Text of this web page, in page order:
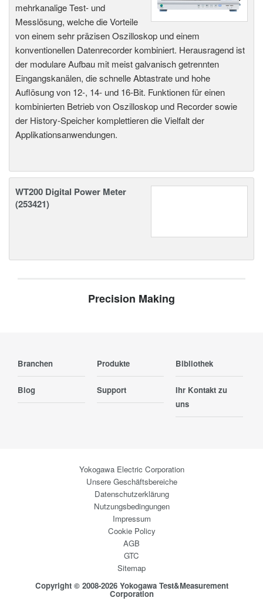
mehrkanalige Test- und
Messlösung, welche die Vorteile
von einem sehr präzisen Oszilloskop und einem
konventionellen Datenrecorder kombiniert. Herausragend ist
der modulare Aufbau mit meist galvanisch getrennten
Eingangskanälen, die schnelle Abtastrate und hohe
Auflösung von 12-, 14- und 16-Bit. Funktionen für einen
kombinierten Betrieb von Oszilloskop und Recorder sowie
der History-Speicher komplettieren die Vielfalt der
Applikationsanwendungen.
WT200 Digital Power Meter
(253421)
Precision Making
Branchen Produkte Bibliothek
Blog Support
Ihr Kontakt zu
uns
Yokogawa Electric Corporation
Unsere Geschäftsbereiche
Datenschutzerklärung
Nutzungsbedingungen
Impressum
Cookie Policy
AGB
GTC
Sitemap
Copyright © 2008-2026 Yokogawa Test&Measurement
Corporation